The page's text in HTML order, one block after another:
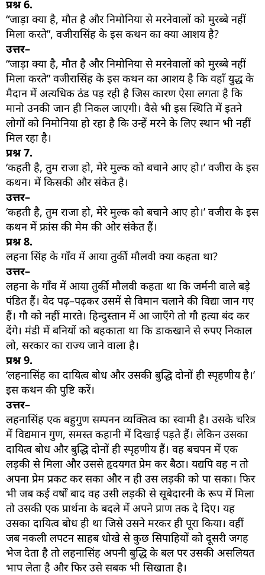
प्रश्न6.
“जाड़ा क्या है, मौत है और निमोनिया से मरनेवालों को मुरब्बे नहीं
मिला करते”, वजीरासिंह के इस कथन का क्या आशय है?
उत्तर–
“जाड़ा क्या है, मौत है और निमोनिया से मरनेवालों को मुरब्बे नहीं
मिला करते” वजीरासिंह के इस कथन का आशय है कि वहाँ युद्ध के
मैदान में अत्यधिक ठंड पड़ रही है जिस कारण ऐसा लगता है कि
मानो उनकी जान ही निकल जाएगी। वैसे भी इस स्थिति में इतने
लोगों को निमोनिया हो रहा है कि उन्हें मरने के लिए स्थान भी नहीं
मिल रहा है।
प्रश्न7.
‘कहती है, तुम राजा हो, मेरे मुल्क को बचाने आए हो।’ वजीरा के इस
कथन। में किसकी और संकेत है।
उत्तर–
‘कहती है, तुम राजा हो, मेरे मुल्क को बचाने आए हो।’ वजीरा के इस
कथन में फ्रांस की मेम की ओर संकेत हैं।
प्रश्न8.
लहना सिंह के गाँव में आया तुर्की मौलवी क्या कहता था?
उत्तर–
लहना के गाँव में आया तुर्की मौलवी कहता था कि जर्मनी वाले बड़े
पंडित हैं। वेद पढ़–पढ़कर उसमें से विमान चलाने की विद्या जान गए
हैं। गौ को नहीं मारते। हिन्दुस्तान में आ जाएँगे तो गौ हत्या बंद कर
देंगे। मंडी में बनियों को बहकाता था कि डाकखाने से रुपए निकाल
लो, सरकार का राज्य जाने वाला है।
प्रश्न9.
‘लहनासिंह का दायित्व बोध और उसकी बुद्धि दोनों ही स्पृहणीय है।’
इस कथन की पुष्टि करें।
उत्तर–
लहनासिंह एक बहुगुण सम्पनन व्यक्तित्व का स्वामी है। उसके चरित्र
में विद्यमान गुण, समस्त कहानी में दिखाई पड़ते हैं। लेकिन उसका
दायित्व बोध और बुद्धि दोनों ही स्पृहणीय हैं। वह बचपन में एक
लड़की से मिला और उससे हृदयगत प्रेम कर बैठा। यद्यपि वह न तो
अपना प्रेम प्रकट कर सका और न ही उस लड़की को पा सका। फिर
भी जब कई वर्षों बाद वह उसी लड़की से सूबेदारनी के रूप में मिला
तो उसकी एक प्रार्थना के बदले में अपने प्राण तक दे दिए। यह
उसका दायित्व बोध ही था जिसे उसने मरकर ही पूरा किया। वहीं
जब नकली लपटन साहब धोखे से कुछ सिपाहियों को दूसरी जगह
भेज देता है तो लहनासिंह अपनी बुद्धि के बल पर उसकी असलियत
भाप लेता है और फिर उसे सबक भी सिखाता है।